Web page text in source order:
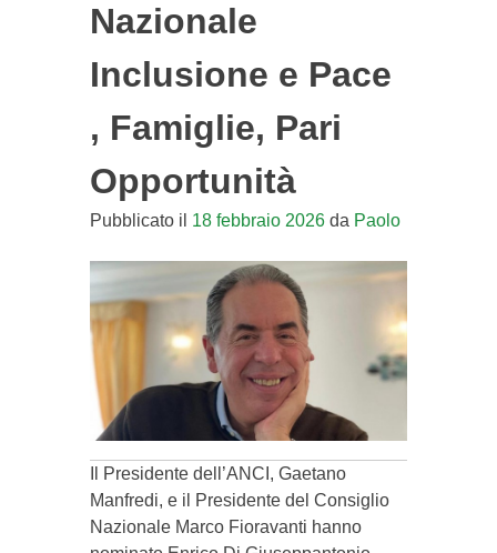
Nazionale
Inclusione e Pace
, Famiglie, Pari
Opportunità
Pubblicato il 18 febbraio 2026da Paolo
Il Presidente dell’ANCI, Gaetano
Manfredi, e il Presidente del Consiglio
Nazionale Marco Fioravanti hanno